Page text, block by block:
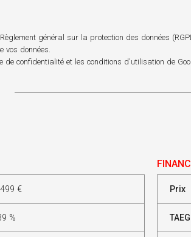
général sur la protection des données
vos données.
de confidentialité et les conditions d'utilisation de
€
%
Prix